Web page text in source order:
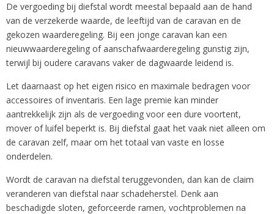
De vergoeding bij diefstal wordt meestal bepaald aan de hand
van de verzekerde waarde, de leeftijd van de caravan en de
gekozen waarderegeling. Bij een jonge caravan kan een
nieuwwaarderegeling of aanschafwaarderegeling gunstig zijn,
terwijl bij oudere caravans vaker de dagwaarde leidend is.
Let daarnaast op het eigen risico en maximale bedragen voor
accessoires of inventaris. Een lage premie kan minder
aantrekkelijk zijn als de vergoeding voor een dure voortent,
mover of luifel beperkt is. Bij diefstal gaat het vaak niet alleen om
de caravan zelf, maar om het totaal van vaste en losse
onderdelen.
Wordt de caravan na diefstal teruggevonden, dan kan de claim
veranderen van diefstal naar schadeherstel. Denk aan
beschadigde sloten, geforceerde ramen, vochtproblemen na